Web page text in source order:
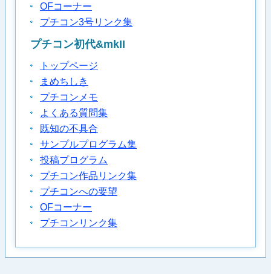
OFコーナー
プチコン3号リンク集
プチコン初代&mkII
トップページ
まめちしき
プチコンメモ
よくある質問集
既知の不具合
サンプルプログラム集
投稿プログラム
プチコン作品リンク集
プチコンへの要望
OFコーナー
プチコンリンク集